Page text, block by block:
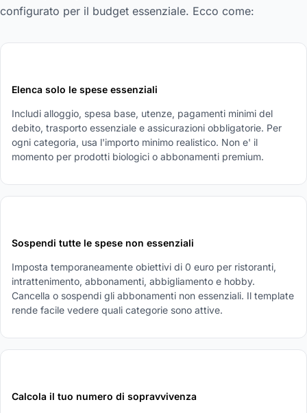
configurato per il budget essenziale. Ecco come:
Elenca solo le spese essenziali
Includi alloggio, spesa base, utenze, pagamenti minimi del
debito, trasporto essenziale e assicurazioni obbligatorie. Per
ogni categoria, usa l'importo minimo realistico. Non e' il
momento per prodotti biologici o abbonamenti premium.
Sospendi tutte le spese non essenziali
Imposta temporaneamente obiettivi di 0 euro per ristoranti,
intrattenimento, abbonamenti, abbigliamento e hobby.
Cancella o sospendi gli abbonamenti non essenziali. Il template
rende facile vedere quali categorie sono attive.
Calcola il tuo numero di sopravvivenza